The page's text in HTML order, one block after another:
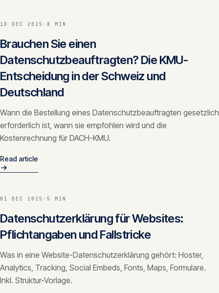
10 DEC 2025 · 8 MIN
Brauchen Sie einen
Datenschutzbeauftragten? Die KMU-
Entscheidung in der Schweiz und
Deutschland
Wann die Bestellung eines Datenschutzbeauftragten gesetzlich
erforderlich ist, wann sie empfohlen wird und die
Kostenrechnung für DACH-KMU.
Read article
01 DEC 2025 · 5 MIN
Datenschutzerklärung für Websites:
Pflichtangaben und Fallstricke
Was in eine Website-Datenschutzerklärung gehört: Hoster,
Analytics, Tracking, Social Embeds, Fonts, Maps, Formulare.
Inkl. Struktur-Vorlage.